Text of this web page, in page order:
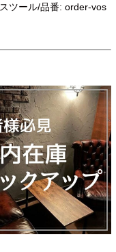
ツール/品番: order-vos